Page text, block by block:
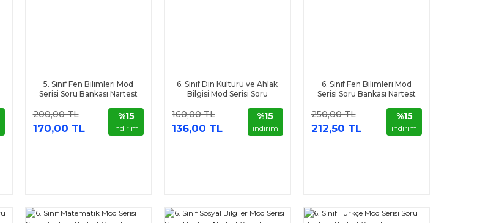
5. Sınıf Fen Bilimleri Mod
Serisi Soru Bankası Nartest
200,00 TL
170,00 TL
%15
indirim
6. Sınıf Din Kültürü ve Ahlak
Bilgisi Mod Serisi Soru
160,00 TL
136,00 TL
%15
indirim
6. Sınıf Fen Bilimleri Mod
Serisi Soru Bankası Nartest
250,00 TL
212,50 TL
%15
indirim